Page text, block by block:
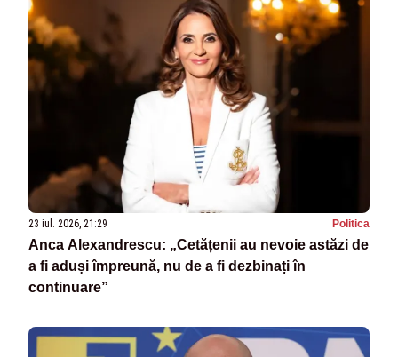
23 iul. 2026, 21:29 Politica
Anca Alexandrescu: „Cetățenii au nevoie astăzi de
a fi aduși împreună, nu de a fi dezbinați în
continuare”